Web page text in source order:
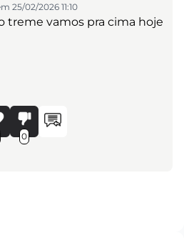
25/02/2026 11:10
treme vamos pra cima hoje
0